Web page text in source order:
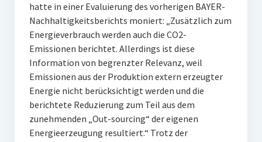
hatte in einer Evaluierung des vorherigen BAYER-
Nachhaltigkeitsberichts moniert: „Zusätzlich zum
Energieverbrauch werden auch die CO2-
Emissionen berichtet. Allerdings ist diese
Information von begrenzter Relevanz, weil
Emissionen aus der Produktion extern erzeugter
Energie nicht berücksichtigt werden und die
berichtete Reduzierung zum Teil aus dem
zunehmenden „Out-sourcing“ der eigenen
Energieerzeugung resultiert.“ Trotz der